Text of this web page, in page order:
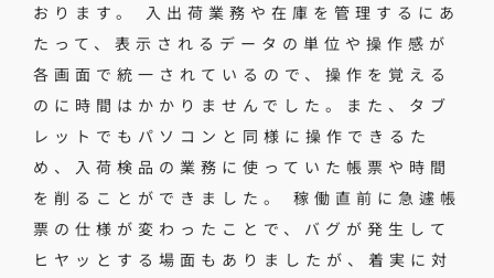
おります。 入出荷業務や在庫を管理するにあ
たって、表示されるデータの単位や操作感が
各画面で統一されているので、操作を覚える
のに時間はかかりませんでした。また、タブ
レットでもパソコンと同様に操作できるた
め、入荷検品の業務に使っていた帳票や時間
を削ることができました。 稼働直前に急遽帳
票の仕様が変わったことで、バグが発生して
ヒヤッとする場面もありましたが、着実に対